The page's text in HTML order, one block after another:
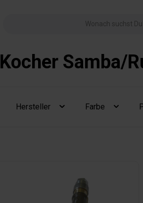
Kocher Samba/
Hersteller Farbe